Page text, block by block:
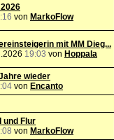
von MarkoFlow
mit MM Dieg...
19:03 von Hoppala
wieder
von Encanto
und Flur
von MarkoFlow